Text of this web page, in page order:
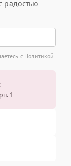
радостью
с Политикой
1